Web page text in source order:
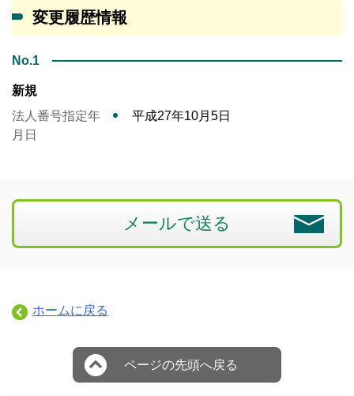
変更履歴情報
No.1
新規
法人番号指定年
月日
平成27年10月5日
メールで送る
ホームに戻る
ページの先頭へ戻る